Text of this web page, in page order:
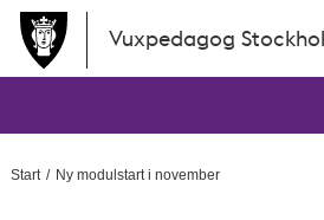
Hoppa till huvudinnehållet
Vuxpedagog
Start Ny modulstart i november